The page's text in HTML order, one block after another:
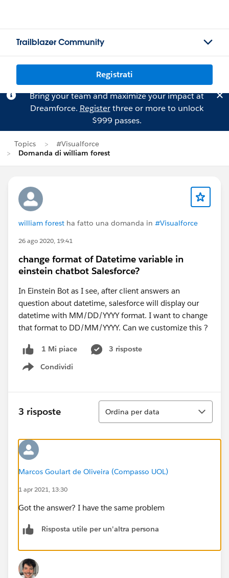
Trailblazer Community
Registrati
Bring your team and maximize your impact at
Dreamforce. Registerthree or more to unlock
$999 passes.
Topics
#Visualforce
Domanda di william forest
william forest ha fatto una domanda in #Visualforce
26 ago 2020, 19:41
change format of Datetime variable in
einstein chatbot Salesforce?
In Einstein Bot as I see, after client answers an
question about datetime, salesforce will display our
datetime with MM/DD/YYYY format. I want to change
that format to DD/MM/YYYY. Can we customize this ?
1 Mi piace
3 risposte
Condividi
Show menu
3 risposte
Ordina
Ordina per data
Marcos Goulart de Oliveira (Compasso UOL)
1 apr 2021, 13:30
Got the answer? I have the same problem
Risposta utile per un'altra persona